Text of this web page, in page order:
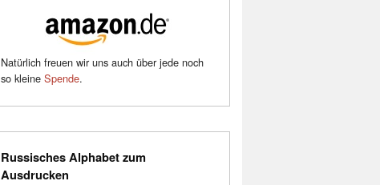
Natürlich freuen wir uns auch über jede noch
so kleine Spende.
Russisches Alphabet zum
Ausdrucken